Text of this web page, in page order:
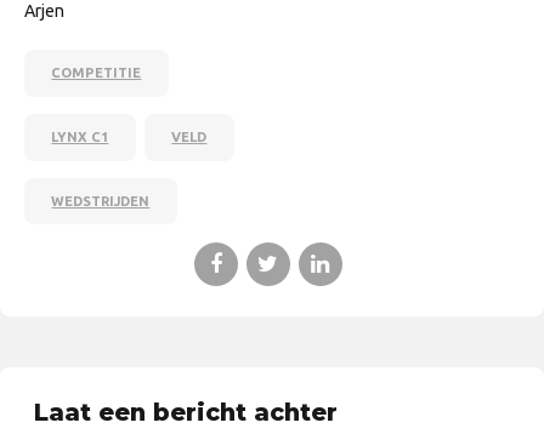
Arjen
COMPETITIE
LYNX C1 VELD
WEDSTRIJDEN
Laat een bericht achter